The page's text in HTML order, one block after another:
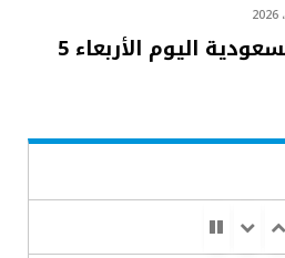
أسعار الذهب في السعودية اليوم الأربعاء 5